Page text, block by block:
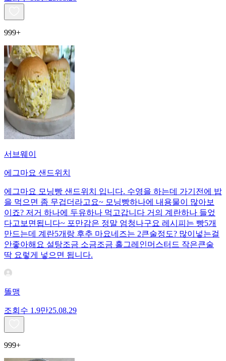
999+
서브웨이
에그마요 샌드위치
에그마요 모닝빵 샌드위치 입니다. 수영을 하는데 가기전에 밥
을 먹으면 좀 무겁더라고요~ 모닝빵하나에 내용물이 많아보
이죠? 저거 하나에 두유하나 먹고갑니다 거의 계란하나 들었
다고보면됩니다~ 포만감은 정말 엄청나구요 레시피는 빵5개
만드는데 계란5개랑 후추 마요네즈는 2큰술정도? 많이넣는걸
안좋아해요 설탕조금 소금조금 홀그레인머스터드 작은큰술
딱 요렇게 넣으면 됩니다.
똘맹
조회수 1.9만25.08.29
999+